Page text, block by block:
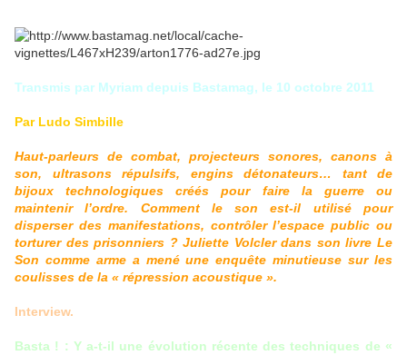
Transmis par Myriam depuis Bastamag, le 10 octobre 2011
Par Ludo Simbille
Haut-parleurs de combat, projecteurs sonores, canons à
son, ultrasons répulsifs, engins détonateurs… tant de
bijoux technologiques créés pour faire la guerre ou
maintenir l’ordre. Comment le son est-il utilisé pour
disperser des manifestations, contrôler l’espace public ou
torturer des prisonniers ? Juliette Volcler dans son livre Le
Son comme arme a mené une enquête minutieuse sur les
coulisses de la « répression acoustique ».
Interview.
Basta ! : Y a-t-il une évolution récente des techniques de «